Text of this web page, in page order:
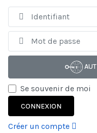
Se souvenir de moi
CONNEXION
Créer un compte